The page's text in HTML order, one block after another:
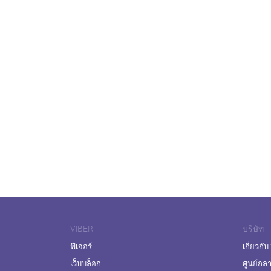
VIBER
ฟีเจอร์
เว็บบล็อก
บริษัท
เกี่ยวกับ
ศูนย์กล